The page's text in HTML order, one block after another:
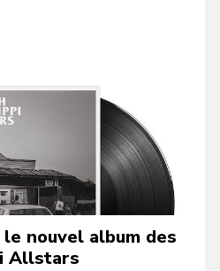
le nouvel album des
Allstars